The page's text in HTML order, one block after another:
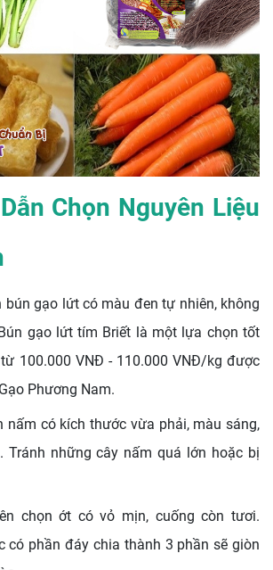
Chọn Nguyên Liệu
bún gạo lứt có màu đen tự nhiên, không
gạo lứt tím Briết là một lựa chọn tốt
100.000 VNĐ - 110.000 VNĐ/kg được
Phương Nam.
nấm có kích thước vừa phải, màu sáng,
Tránh những cây nấm quá lớn hoặc bị
chọn ớt có vỏ mịn, cuống còn tươi.
có phần đáy chia thành 3 phần sẽ giòn